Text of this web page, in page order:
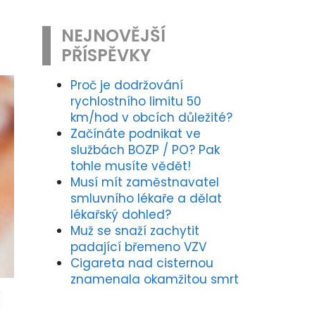
NEJNOVĚJŠÍ
PŘÍSPĚVKY
Proč je dodržování
rychlostního limitu 50
km/hod v obcích důležité?
Začínáte podnikat ve
službách BOZP / PO? Pak
tohle musíte vědět!
Musí mít zaměstnavatel
smluvního lékaře a dělat
lékařský dohled?
Muž se snaží zachytit
padající břemeno VZV
Cigareta nad cisternou
znamenala okamžitou smrt